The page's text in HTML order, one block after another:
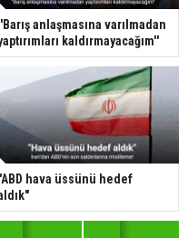
anlaşmasına varılmadan
kaldırmayacağım''
hava üssünü hedef